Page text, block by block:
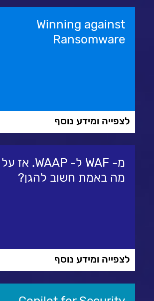
Winning against
Ransomware
לצפייה ומידע נוסף
מ- WAF ל- WAAP. אז על
מה באמת חשוב להגן?
לצפייה ומידע נוסף